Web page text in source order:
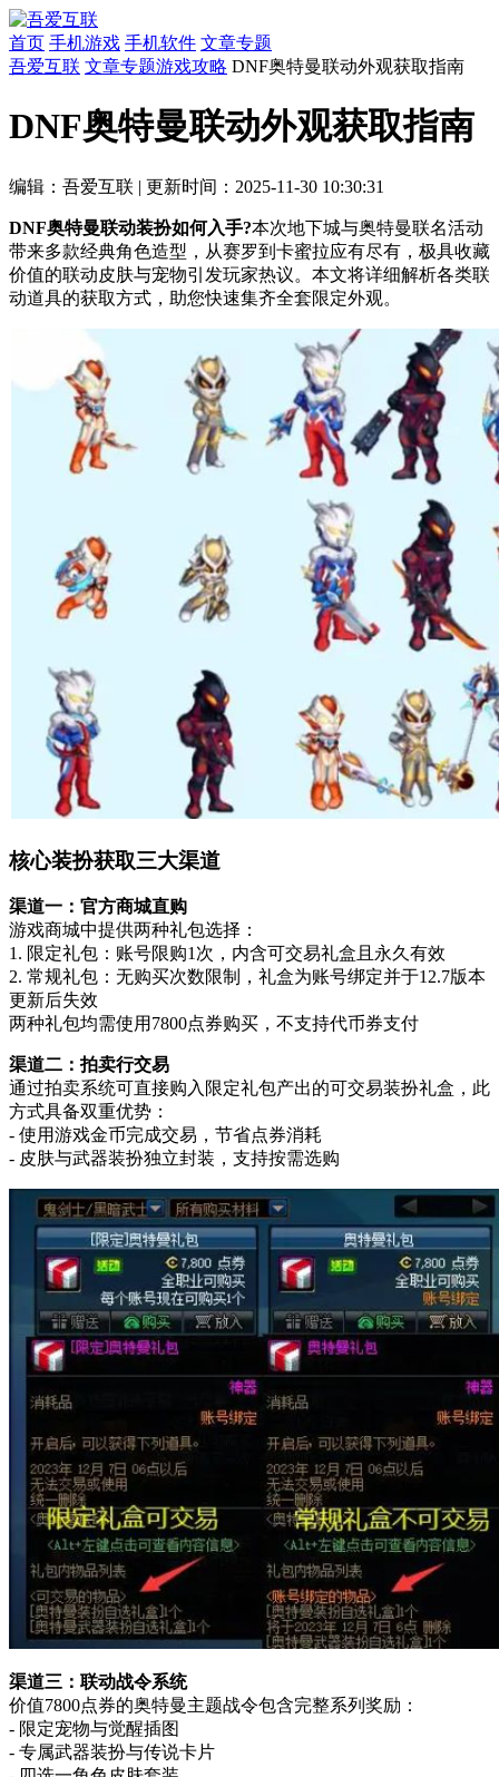
首页 手机游戏 手机软件 文章专题
吾爱互联 文章专题游戏攻略 DNF奥特曼联动外观获取指南
DNF奥特曼联动外观获取指南
编辑：吾爱互联 | 更新时间：2025-11-30 10:30:31
DNF奥特曼联动装扮如何入手?本次地下城与奥特曼联名活动
带来多款经典角色造型，从赛罗到卡蜜拉应有尽有，极具收藏
价值的联动皮肤与宠物引发玩家热议。本文将详细解析各类联
动道具的获取方式，助您快速集齐全套限定外观。
核心装扮获取三大渠道
渠道一：官方商城直购
游戏商城中提供两种礼包选择：
1. 限定礼包：账号限购1次，内含可交易礼盒且永久有效
2. 常规礼包：无购买次数限制，礼盒为账号绑定并于12.7版本
更新后失效
两种礼包均需使用7800点券购买，不支持代币券支付
渠道二：拍卖行交易
通过拍卖系统可直接购入限定礼包产出的可交易装扮礼盒，此
方式具备双重优势：
- 使用游戏金币完成交易，节省点券消耗
- 皮肤与武器装扮独立封装，支持按需选购
渠道三：联动战令系统
价值7800点券的奥特曼主题战令包含完整系列奖励：
- 限定宠物与觉醒插图
- 专属武器装扮与传说卡片